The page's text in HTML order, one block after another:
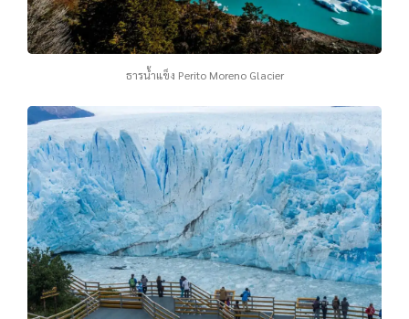
ธารน้ำแข็ง Perito Moreno Glacier